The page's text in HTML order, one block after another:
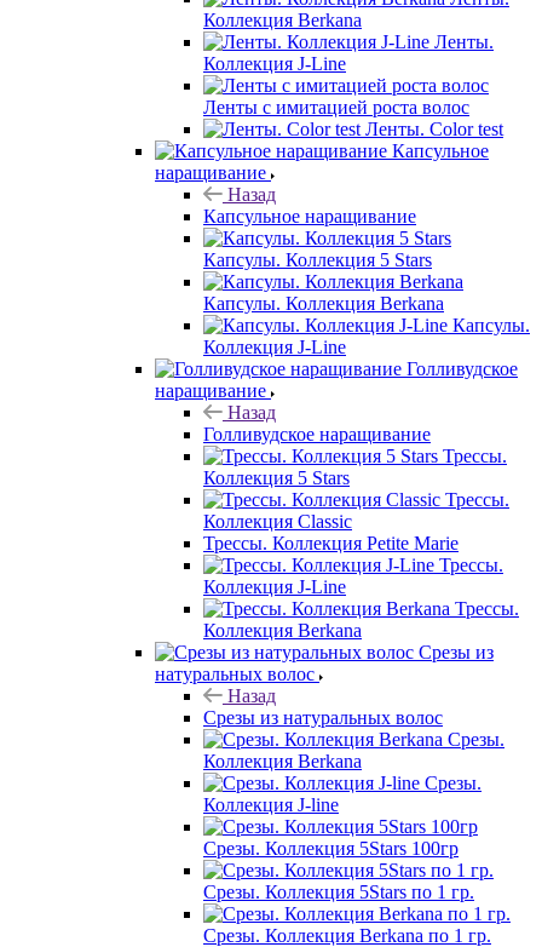
Коллекция Berkana
Ленты.
Коллекция J-Line
Ленты с имитацией роста волос
Ленты. Color test
Капсульное
наращивание
Назад
Капсульное наращивание
Капсулы. Коллекция 5 Stars
Капсулы. Коллекция Berkana
Капсулы.
Коллекция J-Line
Голливудское
наращивание
Назад
Голливудское наращивание
Трессы.
Коллекция 5 Stars
Трессы.
Коллекция Classic
Трессы. Коллекция Petite Marie
Трессы.
Коллекция J-Line
Трессы.
Коллекция Berkana
Срезы из
натуральных волос
Назад
Срезы из натуральных волос
Срезы.
Коллекция Berkana
Срезы.
Коллекция J-line
Срезы. Коллекция 5Stars 100гр
Срезы. Коллекция 5Stars по 1 гр.
Срезы. Коллекция Berkana по 1 гр.